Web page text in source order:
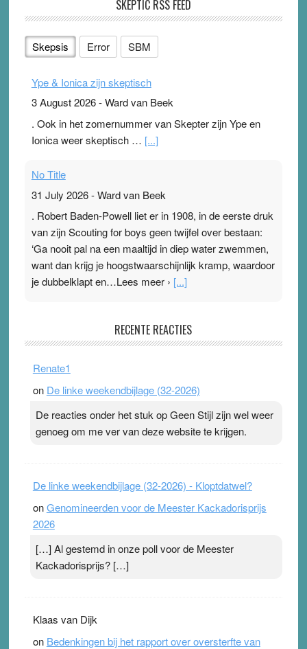
SKEPTIC RSS FEED
Skepsis Error SBM
Ype & Ionica zijn skeptisch
3 August 2026-Ward van Beek
. Ook in het zomernummer van Skepter zijn Ype en
Ionica weer skeptisch … [...]
No Title
31 July 2026-Ward van Beek
. Robert Baden-Powell liet er in 1908, in de eerste druk
van zijn Scouting for boys geen twijfel over bestaan:
‘Ga nooit pal na een maaltijd in diep water zwemmen,
want dan krijg je hoogstwaarschijnlijk kramp, waardoor
je dubbelklapt en…Lees meer › [...]
Ward van Beek
topsporters. Ze hopen ermee hun hartslag te verlagen
terwijl ze meer zuurstof opnemen. Daarop heeft zo’n
ademen’ kan goud waard zijn. Door…Lees meer
Pleisterplakkers in de topspsort ›[...]
RECENTE REACTIES
Renate1
on De linke weekendbijlage (32-2026)
De reacties onder het stuk op Geen Stijl zijn wel weer
genoeg om me ver van deze website te krijgen.
De linke weekendbijlage (32-2026) - Kloptdatwel?
onGenomineerden voor de Meester Kackadorisprijs
2026
[…] Al gestemd in onze poll voor de Meester
Kackadorisprijs? […]
Klaas van Dijk
on Bedenkingen bij het rapport over oversterfte van